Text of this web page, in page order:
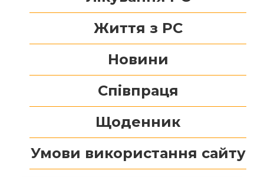
Життя з РС
Новини
Співпраця
Щоденник
Умови використання сайту